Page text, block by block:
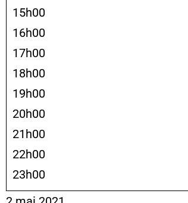
15h00
16h00
17h00
18h00
19h00
20h00
21h00
22h00
23h00